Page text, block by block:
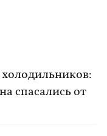
спасались от